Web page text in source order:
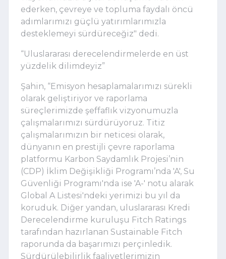
ederken, çevreye ve topluma faydalı öncü
adımlarımızı güçlü yatırımlarımızla
desteklemeyi sürdüreceğiz" dedi.
“Uluslararası derecelendirmelerde en üst
yüzdelik dilimdeyiz”
Şahin, “Emisyon hesaplamalarımızı sürekli
olarak geliştiriyor ve raporlama
süreçlerimizde şeffaflık vizyonumuzla
çalışmalarımızı sürdürüyoruz. Titiz
çalışmalarımızın bir neticesi olarak,
dünyanın en prestijli çevre raporlama
platformu Karbon Saydamlık Projesi’nin
(CDP) İklim Değişikliği Programı’nda 'A', Su
Güvenliği Programı'nda ise 'A-' notu alarak
Global A Listesi'ndeki yerimizi bu yıl da
koruduk. Diğer yandan, uluslararası Kredi
Derecelendirme kuruluşu Fitch Ratings
tarafından hazırlanan Sustainable Fitch
raporunda da başarımızı perçinledik.
Sürdürülebilirlik faaliyetlerimizin